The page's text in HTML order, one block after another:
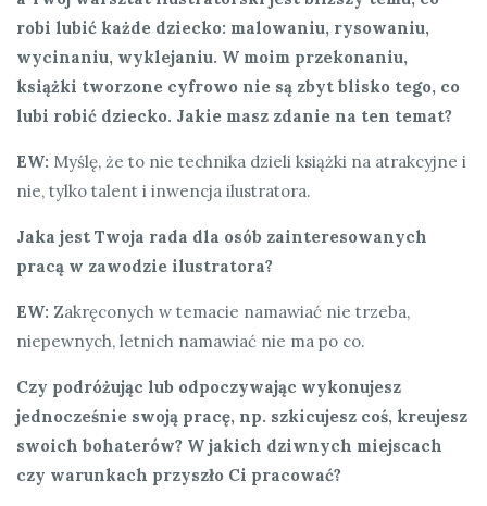
robi lubić każde dziecko: malowaniu, rysowaniu,
wycinaniu, wyklejaniu. W moim przekonaniu,
książki tworzone cyfrowo nie są zbyt blisko tego, co
lubi robić dziecko. Jakie masz zdanie na ten temat?
EW: Myślę, że to nie technika dzieli książki na atrakcyjne i
nie, tylko talent i inwencja ilustratora.
Jaka jest Twoja rada dla osób zainteresowanych
pracą w zawodzie ilustratora?
EW: Zakręconych w temacie namawiać nie trzeba,
niepewnych, letnich namawiać nie ma po co.
Czy podróżując lub odpoczywając wykonujesz
jednocześnie swoją pracę, np. szkicujesz coś, kreujesz
swoich bohaterów? W jakich dziwnych miejscach
czy warunkach przyszło Ci pracować?